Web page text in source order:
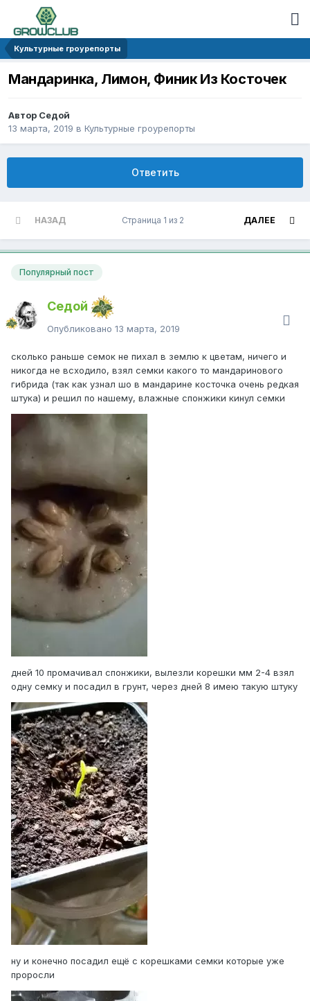
Культурные гроурепорты
Мандаринка, Лимон, Финик Из Косточек
Автор Седой
13 марта, 2019 в Культурные гроурепорты
Ответить
НАЗАД ДАЛЕЕ
Страница 1 из 2
Популярный пост
Седой
Опубликовано 13 марта, 2019
сколько раньше семок не пихал в землю к цветам, ничего и
никогда не всходило, взял семки какого то мандаринового
гибрида (так как узнал шо в мандарине косточка очень редкая
штука) и решил по нашему, влажные спонжики кинул семки
дней 10 промачивал спонжики, вылезли корешки мм 2-4 взял
одну семку и посадил в грунт, через дней 8 имею такую штуку
ну и конечно посадил ещё с корешками семки которые уже
проросли